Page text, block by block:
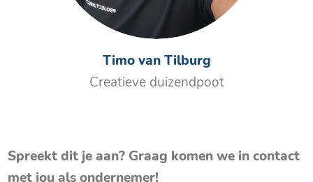
Timo van Tilburg
Creatieve duizendpoot
Spreekt dit je aan? Graag komen we in contact
met jou als ondernemer!